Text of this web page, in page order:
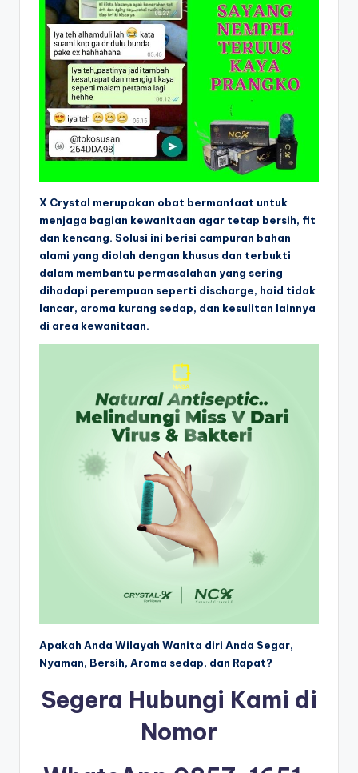
X Crystal merupakan obat bermanfaat untuk
menjaga bagian kewanitaan agar tetap bersih, fit
dan kencang. Solusi ini berisi campuran bahan
alami yang diolah dengan khusus dan terbukti
dalam membantu permasalahan yang sering
dihadapi perempuan seperti discharge, haid tidak
lancar, aroma kurang sedap, dan kesulitan lainnya
di area kewanitaan.
Apakah Anda Wilayah Wanita diri Anda Segar,
Nyaman, Bersih, Aroma sedap, dan Rapat?
Segera Hubungi Kami di
Nomor